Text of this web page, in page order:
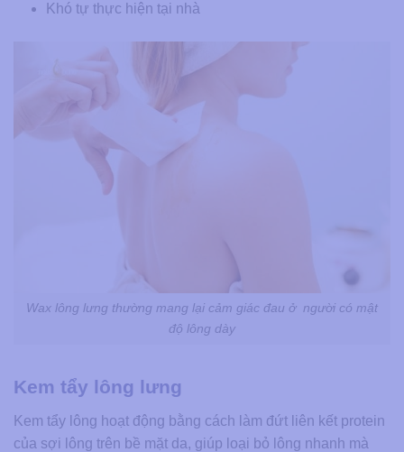
Khó tự thực hiện tại nhà
Wax lông lưng thường mang lại cảm giác đau ở người có mật
độ lông dày
Kem tẩy lông lưng
Kem tẩy lông hoạt động bằng cách làm đứt liên kết protein
của sợi lông trên bề mặt da, giúp loại bỏ lông nhanh mà